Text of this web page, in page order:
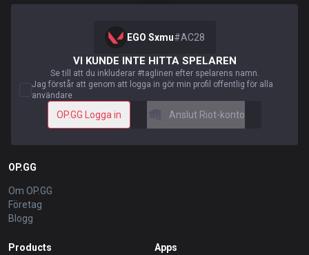
EGO Sxmu#AC28
VI KUNDE INTE HITTA SPELAREN
Se till att du inkluderar #taglinen efter spelarens namn.
Jag förstår att genom att logga in gör min profil offentlig för alla
användare
OP.GG Logga in Anslut Riot-konto
OP.GG
Om OP.GG
Företag
Blogg
Products Apps